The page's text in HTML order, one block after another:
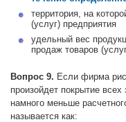
территория, на
(услуг) предприятия
удельный вес
продаж товаров
Вопрос 9. Если фирма
произойдет покрытие
намного меньше
называется как: